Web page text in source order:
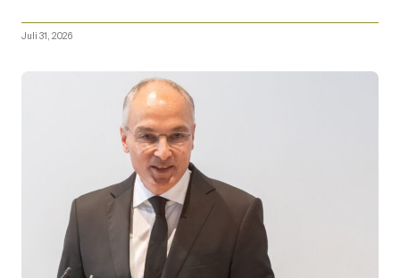
Juli 31, 2026